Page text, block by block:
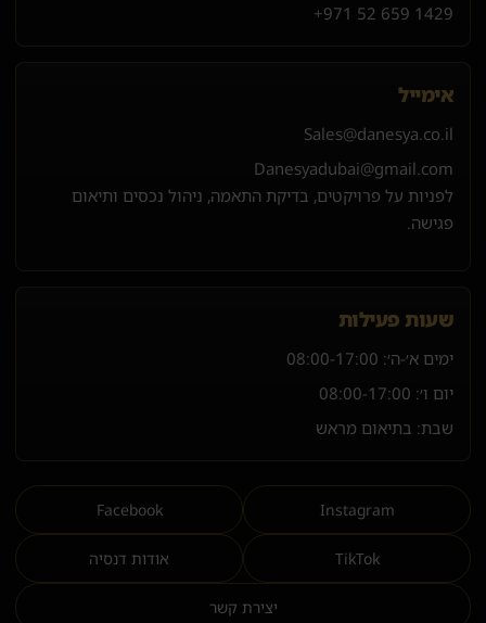
+971 52 659 1429
אימייל
Sales@danesya.co.il
Danesyadubai@gmail.com
לפניות על פרויקטים, בדיקת התאמה, ניהול נכסים ותיאום
פגישה.
שעות פעילות
ימים א׳-ה׳: 08:00-17:00
יום ו׳: 08:00-17:00
שבת: בתיאום מראש
Instagram
Facebook
TikTok אודות דנסיה
יצירת קשר